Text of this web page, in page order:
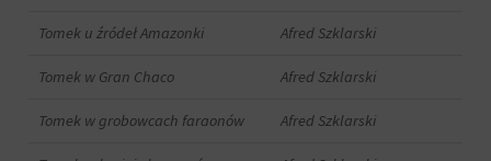
Tomek u źródeł Amazonki Afred Szklarski
Tomek w Gran Chaco Afred Szklarski
Tomek w grobowcach faraonów Afred Szklarski